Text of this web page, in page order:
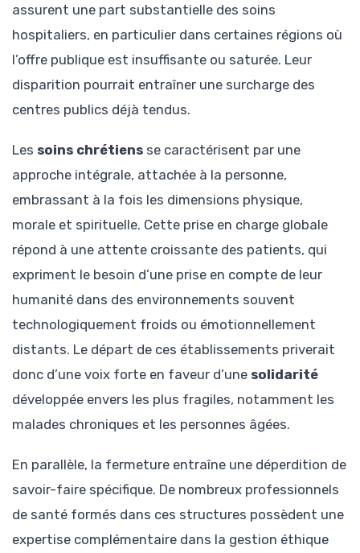
assurent une part substantielle des soins
hospitaliers, en particulier dans certaines régions où
l’offre publique est insuffisante ou saturée. Leur
disparition pourrait entraîner une surcharge des
centres publics déjà tendus.
Les soins chrétiens se caractérisent par une
approche intégrale, attachée à la personne,
embrassant à la fois les dimensions physique,
morale et spirituelle. Cette prise en charge globale
répond à une attente croissante des patients, qui
expriment le besoin d’une prise en compte de leur
humanité dans des environnements souvent
technologiquement froids ou émotionnellement
distants. Le départ de ces établissements priverait
donc d’une voix forte en faveur d’une solidarité
développée envers les plus fragiles, notamment les
malades chroniques et les personnes âgées.
En parallèle, la fermeture entraîne une déperdition de
savoir-faire spécifique. De nombreux professionnels
de santé formés dans ces structures possèdent une
expertise complémentaire dans la gestion éthique